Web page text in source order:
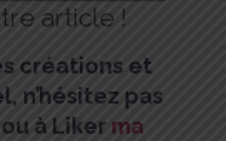
article !
créations et
n’hésitez pas
ou à Liker ma